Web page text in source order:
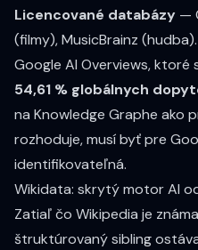
Licencované databázy —
(filmy), MusicBrainz (hudba).
Google AI Overviews, ktoré
54,61 % globálnych
na Knowledge Graphe ako
rozhoduje, musí byť pre
identifikovateľná.
Wikidata: skrytý motor AI
Zatiaľ čo Wikipedia je
štruktúrovaný sibling